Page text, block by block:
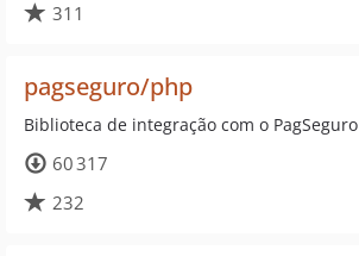
311
pagseguro/php
Biblioteca de integração com o PagSeguro
60 317
232